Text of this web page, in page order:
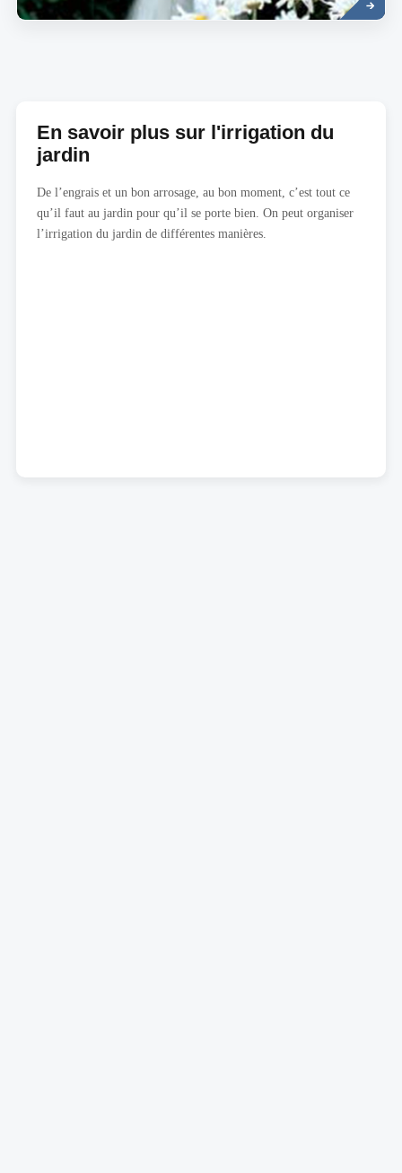
En savoir plus sur l'irrigation du
jardin
De l’engrais et un bon arrosage, au bon moment, c’est tout ce
qu’il faut au jardin pour qu’il se porte bien. On peut organiser
l’irrigation du jardin de différentes manières.